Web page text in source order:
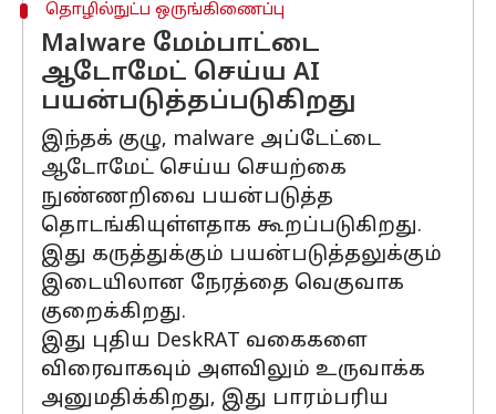
தொழில்நுட்ப ஒருங்கிணைப்பு
Malware மேம்பாட்டை
ஆடோமேட் செய்ய AI
பயன்படுத்தப்படுகிறது
இந்தக் குழு, malware அப்டேட்டை
ஆடோமேட் செய்ய செயற்கை
நுண்ணறிவை பயன்படுத்த
தொடங்கியுள்ளதாக கூறப்படுகிறது.
இது கருத்துக்கும் பயன்படுத்தலுக்கும்
இடையிலான நேரத்தை வெகுவாக
குறைக்கிறது.
இது புதிய DeskRAT வகைகளை
விரைவாகவும் அளவிலும் உருவாக்க
அனுமதிக்கிறது, இது பாரம்பரிய